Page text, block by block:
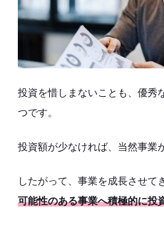
投資を惜しまないことも、優秀
つです。
投資額が少なければ、当然事業
したがって、事業を成長させて
可能性のある事業へ積極的に投